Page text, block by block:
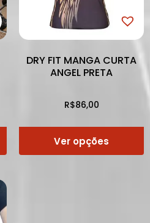
DRY FIT MANGA CURTA
ANGEL PRETA
R$86,00
Ver opções